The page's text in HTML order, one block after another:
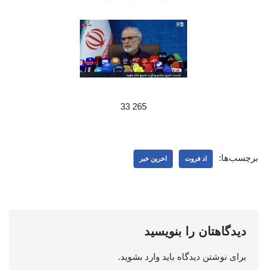
265 33
برچسب‌ها: اد فروت اخرین خبر
دیدگاهتان را بنویسید
برای نوشتن دیدگاه باید وارد بشوید.